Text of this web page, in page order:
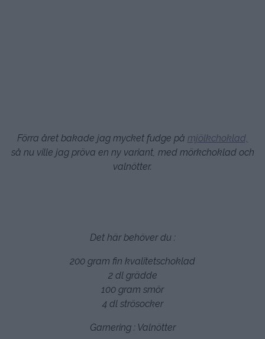
Förra året bakade jag mycket fudge på mjölkchoklad,
så nu ville jag pröva en ny variant, med mörkchoklad och
valnötter.
Det här behöver du :
200 gram fin kvalitetschoklad
2 dl grädde
100 gram smör
4 dl strösocker
Garnering : Valnötter